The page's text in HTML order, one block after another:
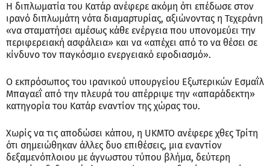
Η διπλωματία του Κατάρ ανέφερε ακόμη ότι επέδωσε στον
ιρανό διπλωμάτη νότα διαμαρτυρίας, αξιώνοντας η Τεχεράνη
«να σταματήσει αμέσως κάθε ενέργεια που υπονομεύει την
περιφερειακή ασφάλεια» και να «απέχει από το να θέσει σε
κίνδυνο τον παγκόσμιο ενεργειακό εφοδιασμό».
Ο εκπρόσωπος του ιρανικού υπουργείου Εξωτερικών Εσμαΐλ
Μπαγαεΐ από την πλευρά του απέρριψε την «απαράδεκτη»
κατηγορία του Κατάρ εναντίον της χώρας του.
Χωρίς να τις αποδώσει κάπου, η UKMTO ανέφερε χθες Τρίτη
ότι σημειώθηκαν άλλες δυο επιθέσεις, μια εναντίον
δεξαμενόπλοιου με άγνωστου τύπου βλήμα, δεύτερη